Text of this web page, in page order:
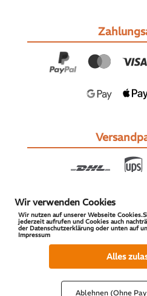
© 2026 S-PARTS |
Wir verwenden Cookies
Wir nutzen auf unserer Webseite
jederzeit aufrufen und Cookies auch
der Datenschutzerklärung oder unten auf
Impressum
Alles
Ablehnen (Ohne